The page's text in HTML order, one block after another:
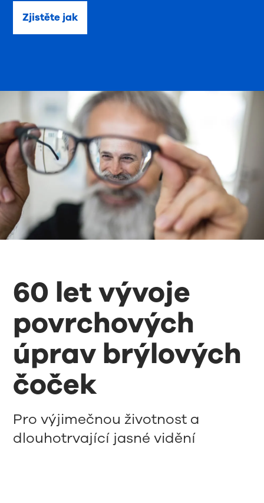
Zjistěte jak
60 let vývoje
povrchových
úprav brýlových
čoček
Pro výjimečnou životnost a
dlouhotrvající jasné vidění